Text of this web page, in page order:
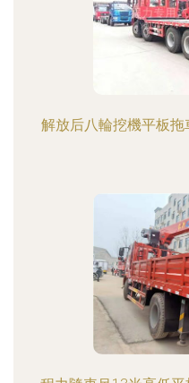
解放后八輪挖機平板